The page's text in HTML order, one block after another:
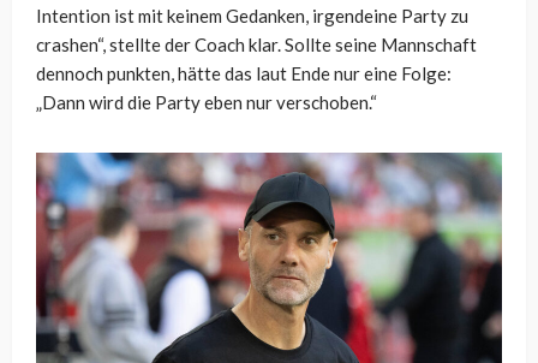
Intention ist mit keinem Gedanken, irgendeine Party zu
crashen“, stellte der Coach klar. Sollte seine Mannschaft
dennoch punkten, hätte das laut Ende nur eine Folge:
„Dann wird die Party eben nur verschoben.“